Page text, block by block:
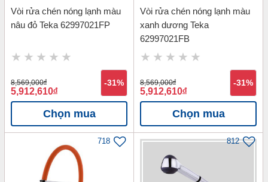
Vòi rửa chén nóng lạnh màu
nâu đỏ Teka 62997021FP
8,569,000đ
5,912,610đ
-31%
Chọn mua
Vòi rửa chén nóng lạnh màu
xanh dương Teka
62997021FB
8,569,000đ
5,912,610đ
-31%
Chọn mua
718 812